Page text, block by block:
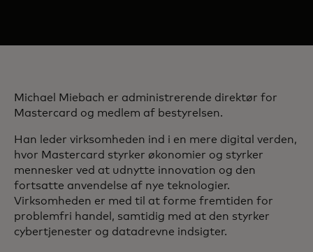
Michael Miebach er administrerende direktør for
Mastercard og medlem af bestyrelsen.
Han leder virksomheden ind i en mere digital verden,
hvor Mastercard styrker økonomier og styrker
mennesker ved at udnytte innovation og den
fortsatte anvendelse af nye teknologier.
Virksomheden er med til at forme fremtiden for
problemfri handel, samtidig med at den styrker
cybertjenester og datadrevne indsigter.